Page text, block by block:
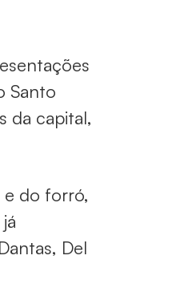
Santo
da capital,
e do forró,
Del